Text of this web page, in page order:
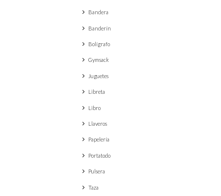
Bandera
Banderín
Bolígrafo
Gymsack
Juguetes
Libreta
Libro
Llaveros
Papelería
Portatodo
Pulsera
Taza